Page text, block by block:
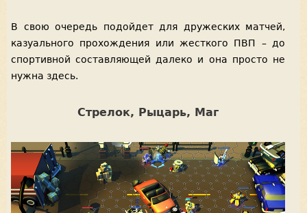
В свою очередь подойдет для дружеских матчей,
казуального прохождения или жесткого ПВП – до
спортивной составляющей далеко и она просто не
нужна здесь.
Стрелок, Рыцарь, Маг